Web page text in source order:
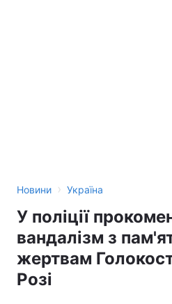
Новини › Україна
У поліції
вандалізм з
жертвам
Розі